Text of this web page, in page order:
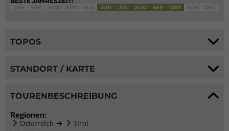
JUN JUL AUG SEP OKT
TOPOS
STANDORT / KARTE
TOURENBESCHREIBUNG
Regionen:
Österreich Tirol